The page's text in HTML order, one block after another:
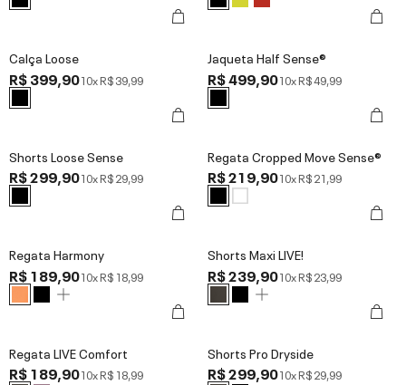
Calça Loose
R$ 399,9010xR$ 39,99
Jaqueta Half Sense®
R$ 499,9010xR$ 49,99
Shorts Loose Sense
R$ 299,9010xR$ 29,99
Regata Cropped Move Sense®
R$ 219,9010xR$ 21,99
Regata Harmony
R$ 189,9010xR$ 18,99
Shorts Maxi LIVE!
R$ 239,9010xR$ 23,99
Regata LIVE Comfort
R$ 189,9010xR$ 18,99
Shorts Pro Dryside
R$ 299,9010xR$ 29,99